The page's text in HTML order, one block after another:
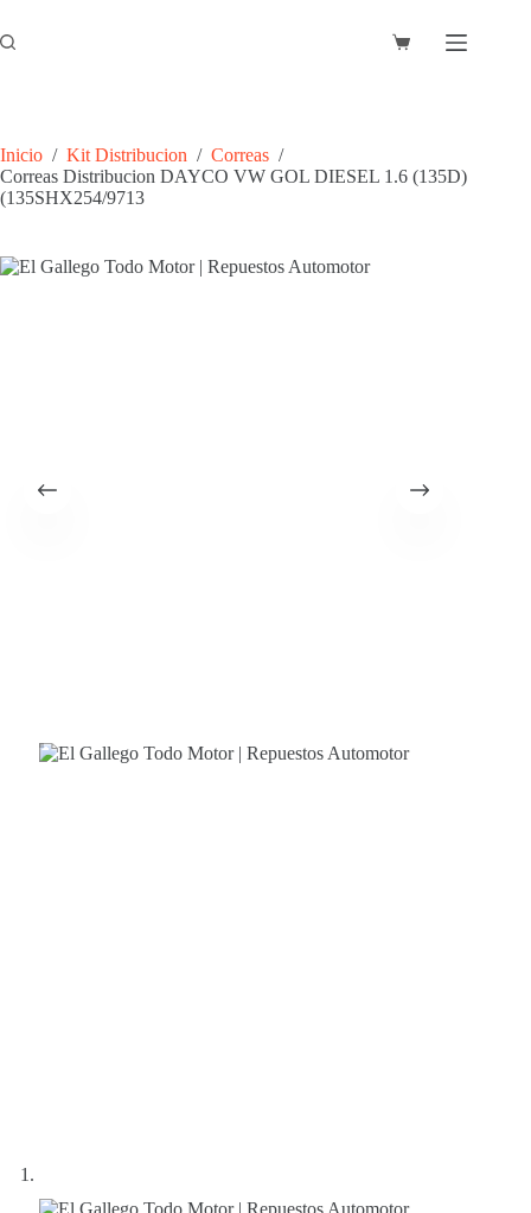
al
contenido
Carro
Inicio / Kit Distribucion / Correas /
Correas Distribucion DAYCO VW GOL DIESEL 1.6 (135D)
(135SHX254/9713